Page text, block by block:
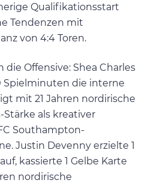
Qualifikationsstart
Tendenzen mit
von 4:4 Toren.
die Offensive: Shea Charles
Spielminuten die interne
mit 21 Jahren nordirische
als kreativer
Southampton-
Justin Devenny erzielte 1
kassierte 1 Gelbe Karte
nordirische